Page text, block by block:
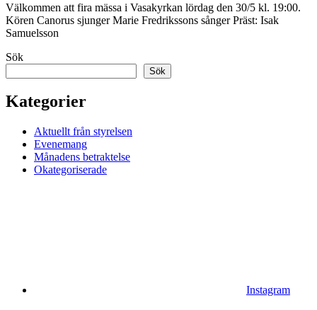
Välkommen att fira mässa i Vasakyrkan lördag den 30/5 kl. 19:00.
Kören Canorus sjunger Marie Fredrikssons sånger Präst: Isak
Samuelsson
Sök
Sök
Kategorier
Aktuellt från styrelsen
Evenemang
Månadens betraktelse
Okategoriserade
Instagram